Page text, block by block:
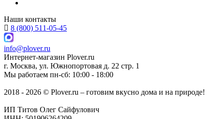
Наши контакты
8 (800) 511-05-45
info@plover.ru
Интернет-магазин Plover.ru
г. Москва, ул. Южнопортовая д. 22 стр. 1
Мы работаем пн-сб: 10:00 - 18:00
2018 - 2026 © Plover.ru – готовим вкусно дома и на природе!
ИП Титов Олег Сайфулович